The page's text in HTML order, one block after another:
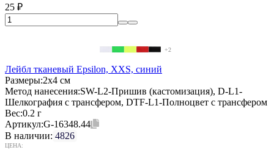
25 ₽
+2
Лейбл тканевый Epsilon, XXS, синий
Размеры:2х4 см
Метод нанесения:SW-L2-Пришив (кастомизация), D-L1-
Шелкография с трансфером, DTF-L1-Полноцвет с трансфером
Вес:0.2 г
Артикул:G-16348.44
В наличии: 4826
ЦЕНА: